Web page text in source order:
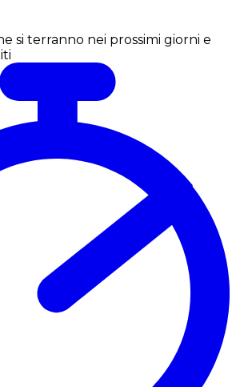
si terranno nei prossimi giorni e